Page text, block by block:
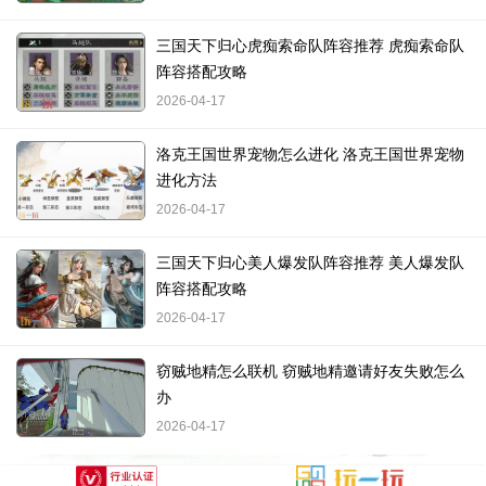
三国天下归心虎痴索命队阵容推荐 虎痴索命队
阵容搭配攻略
2026-04-17
洛克王国世界宠物怎么进化 洛克王国世界宠物
进化方法
2026-04-17
三国天下归心美人爆发队阵容推荐 美人爆发队
阵容搭配攻略
2026-04-17
窃贼地精怎么联机 窃贼地精邀请好友失败怎么
办
2026-04-17